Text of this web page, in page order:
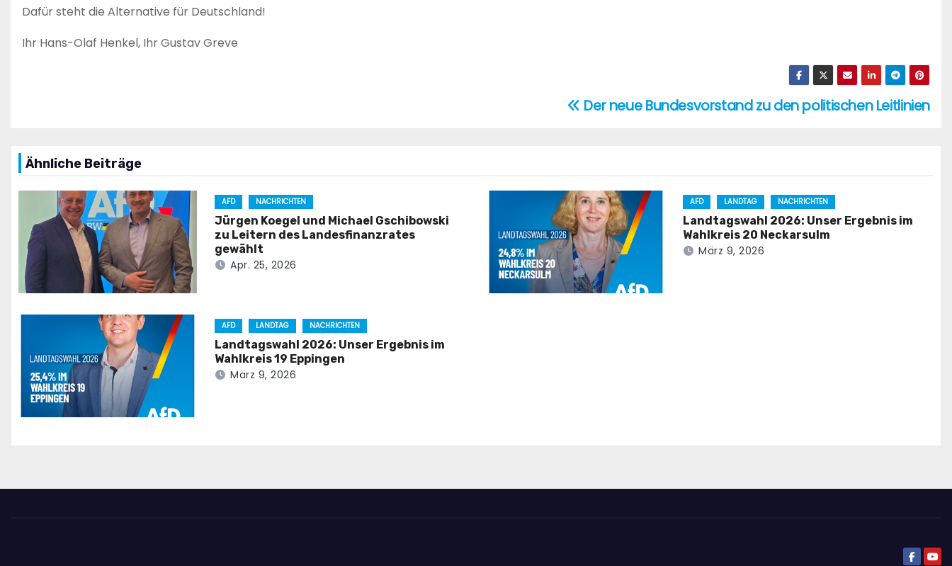
Dafür steht die Alternative für Deutschland!
Ihr Hans-Olaf Henkel, Ihr Gustav Greve
Der neue Bundesvorstand zu den politischen Leitlinien
Ähnliche Beiträge
AFD NACHRICHTEN
Jürgen Koegel und Michael Gschibowski
zu Leitern des Landesfinanzrates
gewählt
Apr. 25, 2026
AFD LANDTAG NACHRICHTEN
Landtagswahl 2026: Unser Ergebnis im
Wahlkreis 20 Neckarsulm
März 9, 2026
AFD LANDTAG NACHRICHTEN
Landtagswahl 2026: Unser Ergebnis im
Wahlkreis 19 Eppingen
März 9, 2026